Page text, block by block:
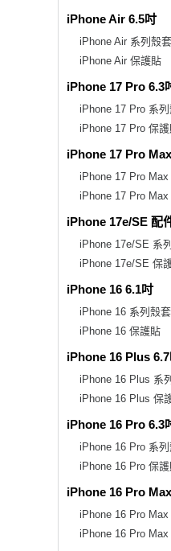
iPhone Air 6.5吋
iPhone Air 系列殼套
iPhone Air 保護貼
iPhone 17 Pro 6.3
iPhone 17 Pro 系
iPhone 17 Pro 保
iPhone 17 Pro
iPhone 17 Pro
iPhone 17 Pro
iPhone 17e/SE 配
iPhone 17e/SE 系
iPhone 17e/SE 保
iPhone 16 6.1吋
iPhone 16 系列殼套
iPhone 16 保護貼
iPhone 16 Plus
iPhone 16 Plus 系
iPhone 16 Plus 保
iPhone 16 Pro 6.3
iPhone 16 Pro 系
iPhone 16 Pro 保
iPhone 16 Pro
iPhone 16 Pro
iPhone 16 Pro